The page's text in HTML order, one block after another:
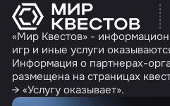
«Мир Квестов» -
игр и иные услуги
Информация о партнерах-
размещена на страницах
→ «Услугу оказывает».